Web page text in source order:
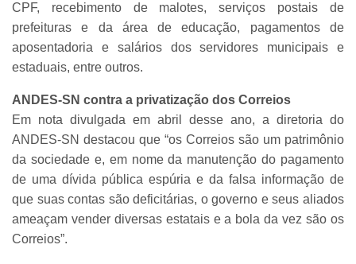
CPF, recebimento de malotes, serviços postais de
prefeituras e da área de educação, pagamentos de
aposentadoria e salários dos servidores municipais e
estaduais, entre outros.
ANDES-SN contra a privatização dos Correios
Em nota divulgada em abril desse ano, a diretoria do
ANDES-SN destacou que “os Correios são um patrimônio
da sociedade e, em nome da manutenção do pagamento
de uma dívida pública espúria e da falsa informação de
que suas contas são deficitárias, o governo e seus aliados
ameaçam vender diversas estatais e a bola da vez são os
Correios”.